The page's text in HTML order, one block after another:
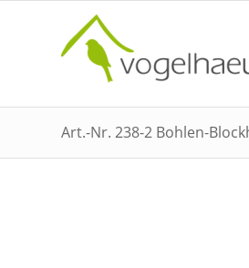
Art.-Nr. 238-2 Bohlen-